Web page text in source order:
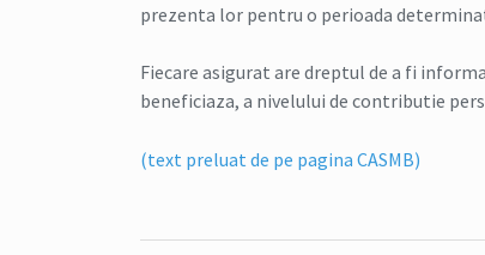
prezenta lor pentru o perioada
Fiecare asigurat are dreptul de a fi
beneficiaza, a nivelului de contributie
(text preluat de pe pagina CASMB)